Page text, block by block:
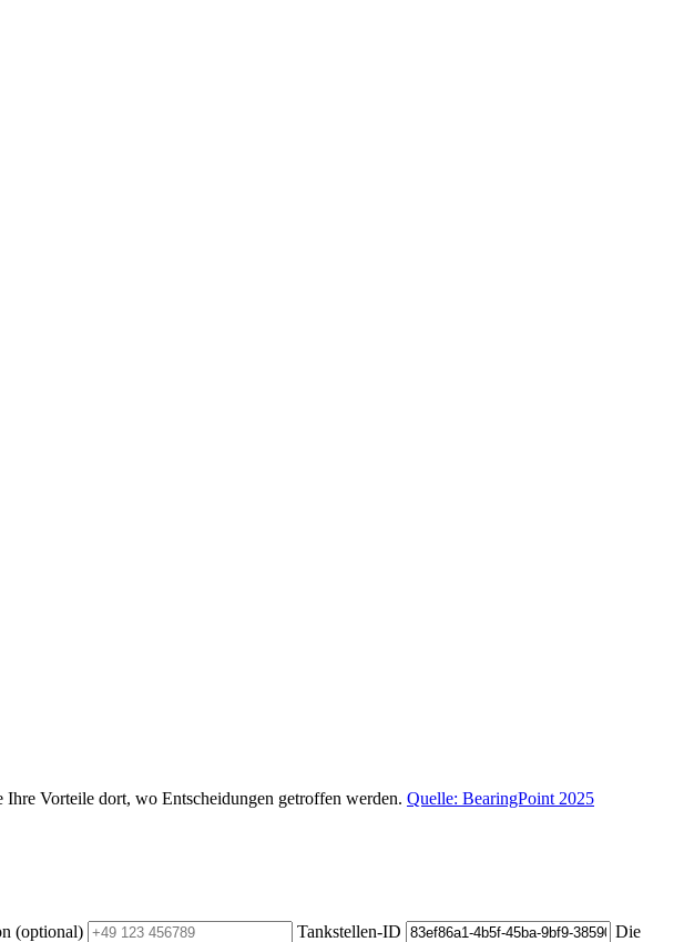
Vorteile dort, wo Entscheidungen getroffen werden. Quelle: BearingPoint 2025
(optional) Tankstellen-ID
Die